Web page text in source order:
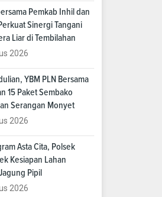
Pemkab Inhil dan
Sinergi Tangani
Liar di Tembilahan
2026
YBM PLN Bersama
15 Paket Sembako
Serangan Monyet
2026
Asta Cita, Polsek
Kesiapan Lahan
Pipil
2026